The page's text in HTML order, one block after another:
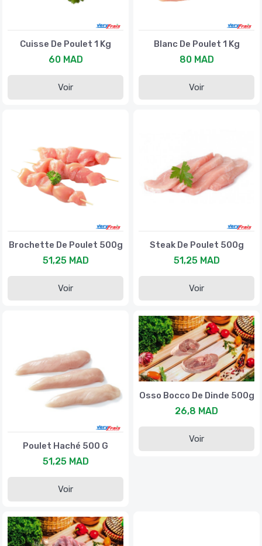
Cuisse De Poulet 1 Kg
60 MAD
Voir
Blanc De Poulet 1 Kg
80 MAD
Voir
Brochette De Poulet 500g
51,25 MAD
Voir
Steak De Poulet 500g
51,25 MAD
Voir
Poulet Haché 500 G
51,25 MAD
Voir
Osso Bocco De Dinde 500g
26,8 MAD
Voir